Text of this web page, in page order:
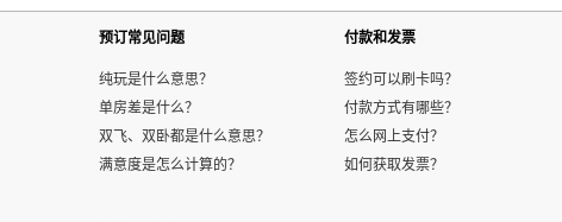
预订常见问题
纯玩是什么意思？
单房差是什么？
双飞、双卧都是什么意思？
满意度是怎么计算的？
付款和发票
签约可以刷卡吗？
付款方式有哪些？
怎么网上支付？
如何获取发票？